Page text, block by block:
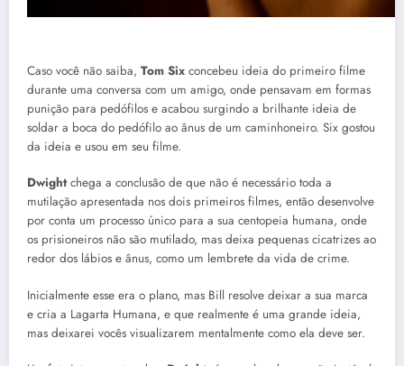
Caso você não saiba, Tom Six concebeu ideia do primeiro filme
durante uma conversa com um amigo, onde pensavam em formas
punição para pedófilos e acabou surgindo a brilhante ideia de
soldar a boca do pedófilo ao ânus de um caminhoneiro. Six gostou
da ideia e usou em seu filme.
Dwightchega a conclusão de que não é necessário toda a
mutilação apresentada nos dois primeiros filmes, então desenvolve
por conta um processo único para a sua centopeia humana, onde
os prisioneiros não são mutilado, mas deixa pequenas cicatrizes ao
redor dos lábios e ânus, como um lembrete da vida de crime.
Inicialmente esse era o plano, mas Bill resolve deixar a sua marca
e cria a Lagarta Humana, e que realmente é uma grande ideia,
mas deixarei vocês visualizarem mentalmente como ela deve ser.